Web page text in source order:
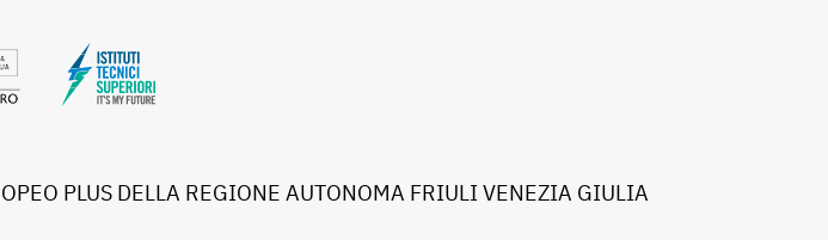
PLUS DELLA REGIONE AUTONOMA FRIULI VENEZIA GIULIA